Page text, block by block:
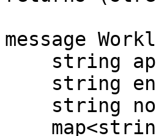
message